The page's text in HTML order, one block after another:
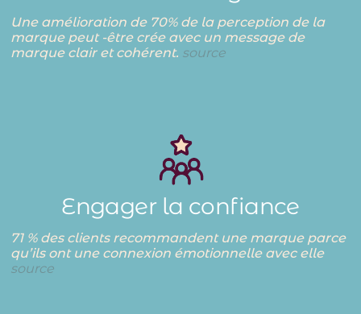
Une amélioration de 70% de la perception de la
marque peut -être crée avec un message de
marque clair et cohérent. source
Engager la confiance
71 % des clients recommandent une marque parce
qu’ils ont une connexion émotionnelle avec elle
source